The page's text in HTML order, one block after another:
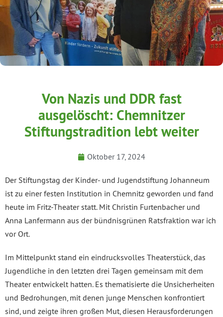
Von Nazis und DDR fast
ausgelöscht: Chemnitzer
Stiftungstradition lebt weiter
Oktober 17, 2024
Der Stiftungstag der Kinder- und Jugendstiftung Johanneum
ist zu einer festen Institution in Chemnitz geworden und fand
heute im Fritz-Theater statt. Mit Christin Furtenbacher und
Anna Lanfermann aus der bündnisgrünen Ratsfraktion war ich
vor Ort.
Im Mittelpunkt stand ein eindrucksvolles Theaterstück, das
Jugendliche in den letzten drei Tagen gemeinsam mit dem
Theater entwickelt hatten. Es thematisierte die Unsicherheiten
und Bedrohungen, mit denen junge Menschen konfrontiert
sind, und zeigte ihren großen Mut, diesen Herausforderungen